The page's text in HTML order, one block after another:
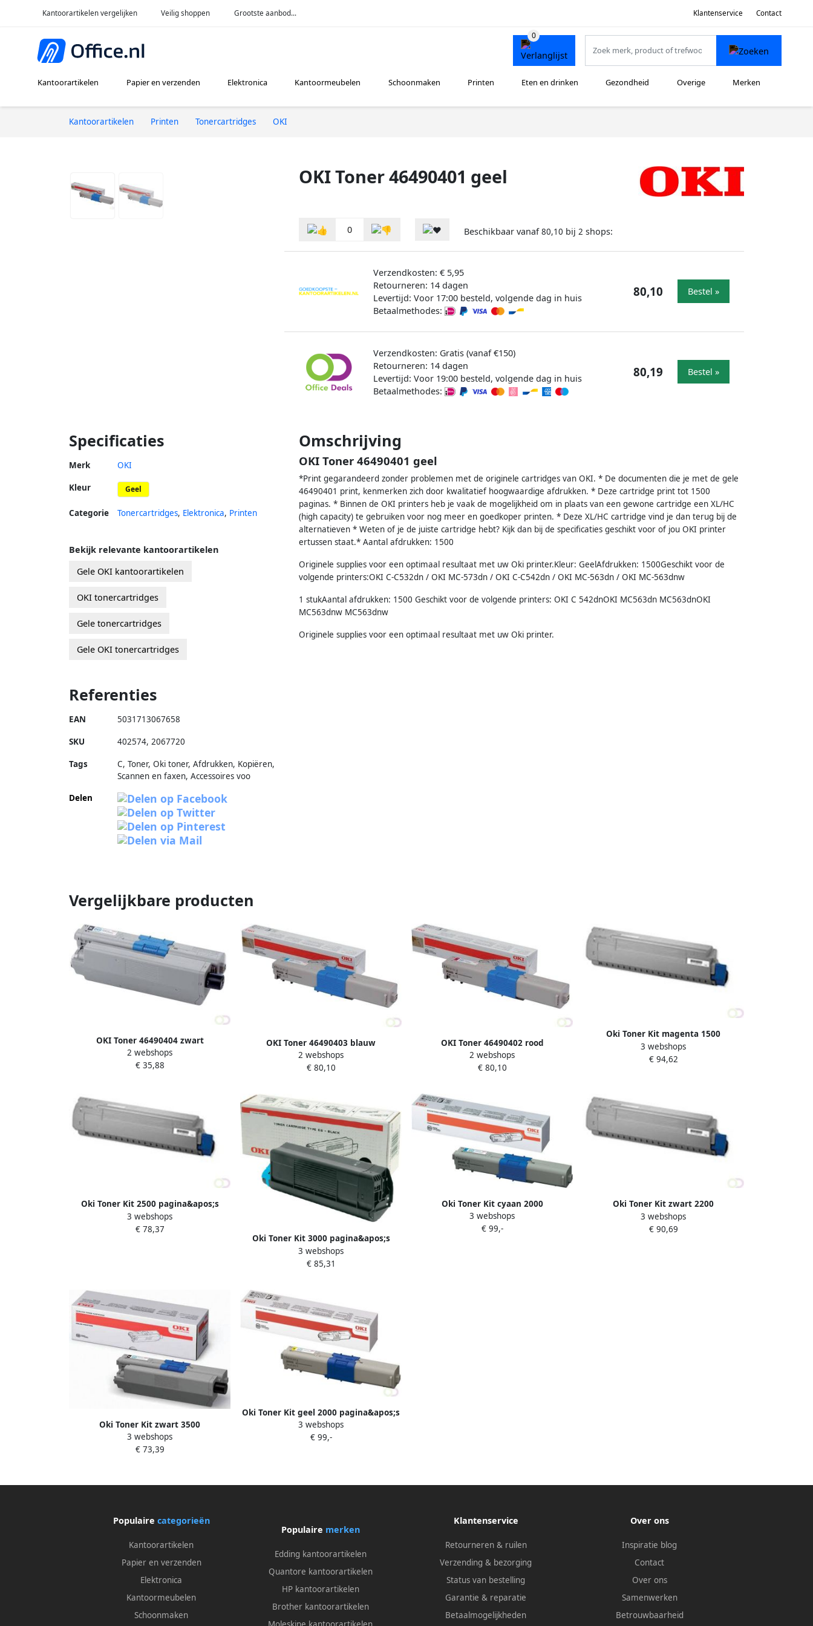
Kantoorartikelen vergelijken Veilig shoppen Grootste aanbod... Klantenservice Contact
Kantoorartikelen Papier en verzenden Elektronica Kantoormeubelen Schoonmaken Printen Eten en drinken Gezondheid Overige Merken
Kantoorartikelen Printen Tonercartridges OKI
OKI Toner 46490401 geel
0 Beschikbaar vanaf80,10 bij 2 shops:
Verzendkosten: € 5,95
Retourneren: 14 dagen
Levertijd: Voor 17:00 besteld, volgende dag in huis
Betaalmethodes:
80,10 Bestel »
Verzendkosten: Gratis (vanaf €150)
Retourneren: 14 dagen
Levertijd: Voor 19:00 besteld, volgende dag in huis
Betaalmethodes:
80,19 Bestel »
Specificaties
Merk OKI
Kleur Geel
Categorie Tonercartridges, Elektronica, Printen
Omschrijving
OKI Toner 46490401 geel
*Print gegarandeerd zonder problemen met de originele cartridges van OKI. * De documenten die je met de gele
46490401 print, kenmerken zich door kwalitatief hoogwaardige afdrukken. * Deze cartridge print tot 1500
paginas. * Binnen de OKI printers heb je vaak de mogelijkheid om in plaats van een gewone cartridge een XL/HC
(high capacity) te gebruiken voor nog meer en goedkoper printen. * Deze XL/HC cartridge vind je dan terug bij de
alternatieven * Weten of je de juiste cartridge hebt? Kijk dan bij de specificaties geschikt voor of jou OKI printer
ertussen staat.* Aantal afdrukken: 1500
Originele supplies voor een optimaal resultaat met uw Oki printer.Kleur: GeelAfdrukken: 1500Geschikt voor de
volgende printers:OKI C-C532dn / OKI MC-573dn / OKI C-C542dn / OKI MC-563dn / OKI MC-563dnw
1 stukAantal afdrukken: 1500 Geschikt voor de volgende printers: OKI C 542dnOKI MC563dn MC563dnOKI
MC563dnw MC563dnw
Originele supplies voor een optimaal resultaat met uw Oki printer.
Bekijk relevante kantoorartikelen
Gele OKI kantoorartikelen
OKI tonercartridges
Gele tonercartridges
Gele OKI tonercartridges
Referenties
EAN 5031713067658
SKU 402574, 2067720
Tags
C, Toner, Oki toner, Afdrukken, Kopiëren,
Scannen en faxen, Accessoires voo
Delen
Vergelijkbare producten
OKI Toner 46490404 zwart
2 webshops
€ 35,88
OKI Toner 46490403 blauw
2 webshops
€ 80,10
OKI Toner 46490402 rood
2 webshops
€ 80,10
Oki Toner Kit magenta 1500
pagina&apos;s 44973534
3 webshops
€ 94,62
Oki Toner Kit 2500 pagina&apos;s
44992402
3 webshops
€ 78,37
Oki Toner Kit 3000 pagina&apos;s
44574702
3 webshops
€ 85,31
Oki Toner Kit cyaan 2000
pagina&apos;s 44469706
3 webshops
€ 99,-
Oki Toner Kit zwart 2200
pagina&apos;s 44973536
3 webshops
€ 90,69
Oki Toner Kit zwart 3500
pagina&apos;s 44469803
3 webshops
€ 73,39
Oki Toner Kit geel 2000 pagina&apos;s
44469704
3 webshops
€ 99,-
Populaire categorieën
Kantoorartikelen
Papier en verzenden
Elektronica
Kantoormeubelen
Schoonmaken
Populaire merken
Edding kantoorartikelen
Quantore kantoorartikelen
HP kantoorartikelen
Brother kantoorartikelen
Klantenservice
Retourneren & ruilen
Verzending & bezorging
Status van bestelling
Garantie & reparatie
Betaalmogelijkheden
Over ons
Inspiratie blog
Contact
Over ons
Samenwerken
Betrouwbaarheid